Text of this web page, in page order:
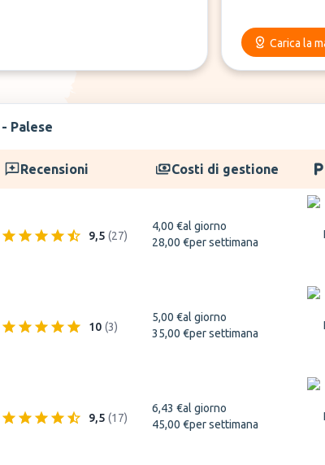
Carica la
Palese
Recensioni Costi di gestione
9,5 (27)
4,00 €al giorno
28,00 €per settimana
10 (3)
5,00 €al giorno
35,00 €per settimana
9,5 (17)
6,43 €al giorno
45,00 €per settimana